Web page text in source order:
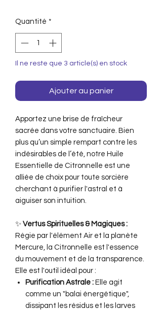
Quantité *
Il ne reste que 3 article(s) en stock
Ajouter au panier
Apportez une brise de fraîcheur
sacrée dans votre sanctuaire. Bien
plus qu’un simple rempart contre les
indésirables de l’été, notre Huile
Essentielle de Citronnelle est une
alliée de choix pour toute sorcière
cherchant à purifier l'astral et à
aiguiser son intuition.
✨ Vertus Spirituelles & Magiques :
Régie par l'élément Air et la planète
Mercure, la Citronnelle est l'essence
du mouvement et de la transparence.
Elle est l'outil idéal pour :
Purification Astrale : Elle agit
comme un "balai énergétique",
dissipant les résidus et les larves